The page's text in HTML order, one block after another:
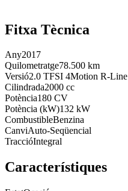
Fitxa Tècnica
Any2017
Quilometratge78.500 km
Versió2.0 TFSI 4Motion R-Line
Cilindrada2000 cc
Potència180 CV
Potència (kW)132 kW
CombustibleBenzina
CanviAuto-Seqüencial
TraccióIntegral
Característiques